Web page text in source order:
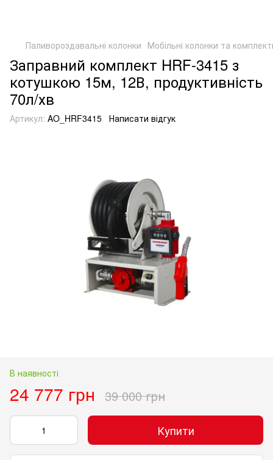
Паливороздавальні колонки Мобільні колонки та
Заправний комплект HRF-3415 з
котушкою 15м, 12В, продуктивність
70л/хв
Артикул: AO_HRF3415 Написати відгук
В наявності
24 777 грн 39 000 грн
Купити